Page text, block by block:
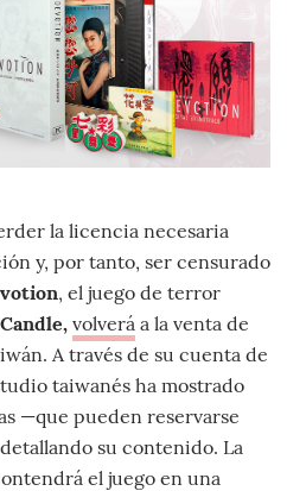
la licencia necesaria
y, por tanto, ser censurado
, el juego de terror
volverá a la venta de
A través de su cuenta de
taiwanés ha mostrado
—que pueden reservarse
su contenido. La
el juego en una